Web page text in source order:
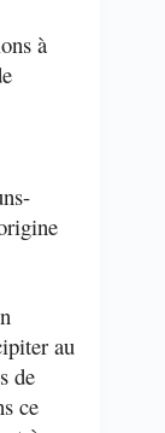
à
au
de
ce